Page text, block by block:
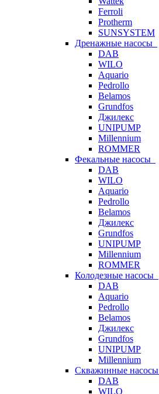
Ferroli
Protherm
SUNSYSTEM
Дренажные насосы
DAB
WILO
Aquario
Pedrollo
Belamos
Grundfos
Джилекс
UNIPUMP
Millennium
ROMMER
Фекальные насосы
DAB
WILO
Aquario
Pedrollo
Belamos
Джилекс
Grundfos
UNIPUMP
Millennium
ROMMER
Колодезные насосы
DAB
Aquario
Pedrollo
Belamos
Джилекс
Grundfos
UNIPUMP
Millennium
Скважинные насосы
DAB
WILO